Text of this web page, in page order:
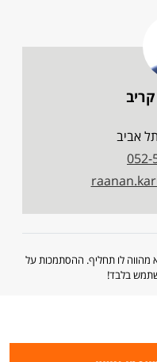
052-
מהווה לו תחליף. ההסתמכות על
בלבד!